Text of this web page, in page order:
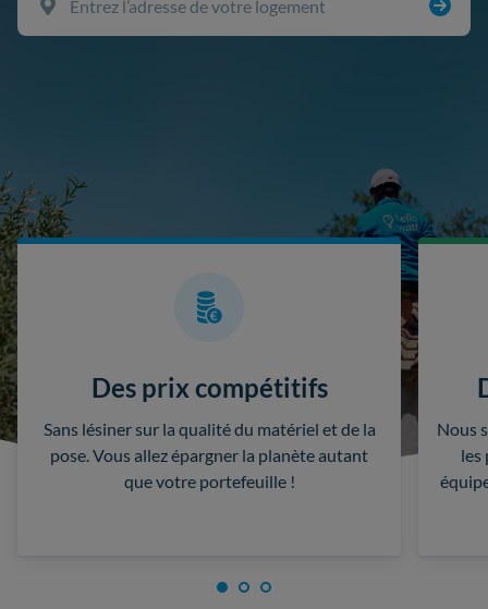
Des prix compétitifs
Sans lésiner sur la qualité du matériel et de la
pose. Vous allez épargner la planète autant
que votre portefeuille !
Nous
les